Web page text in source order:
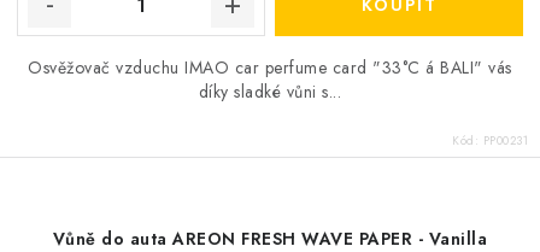
Osvěžovač vzduchu IMAO car perfume card "33°C á BALI" vás
díky sladké vůni s...
Kód: PP00231
Vůně do auta AREON FRESH WAVE PAPER - Vanilla